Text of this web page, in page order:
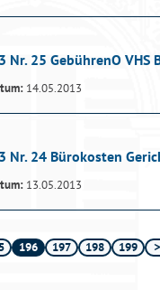
Nr. 25 GebührenO VHS
14.05.2013
Nr. 24 Bürokosten
13.05.2013
196 197 198 199